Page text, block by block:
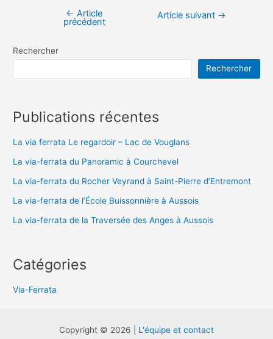
Navigation
← Article
précédent
Article suivant →
Rechercher
Rechercher
Publications récentes
La via ferrata Le regardoir – Lac de Vouglans
La via-ferrata du Panoramic à Courchevel
La via-ferrata du Rocher Veyrand à Saint-Pierre d’Entremont
La via-ferrata de l’École Buissonnière à Aussois
La via-ferrata de la Traversée des Anges à Aussois
Catégories
Via-Ferrata
Copyright © 2026 | L'équipe et contact